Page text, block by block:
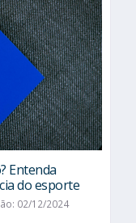
Entenda
do esporte
02/12/2024